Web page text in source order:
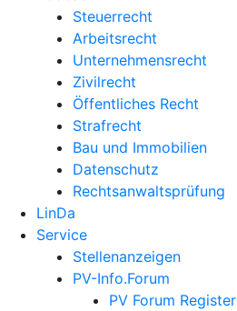
Steuerrecht
Arbeitsrecht
Unternehmens­recht
Zivilrecht
Öffentliches Recht
Strafrecht
Bau und Immobilien
Datenschutz
Rechtsanwalts­prüfung
LinDa
Service
Stellenanzeigen
PV-Info.Forum
PV Forum Register